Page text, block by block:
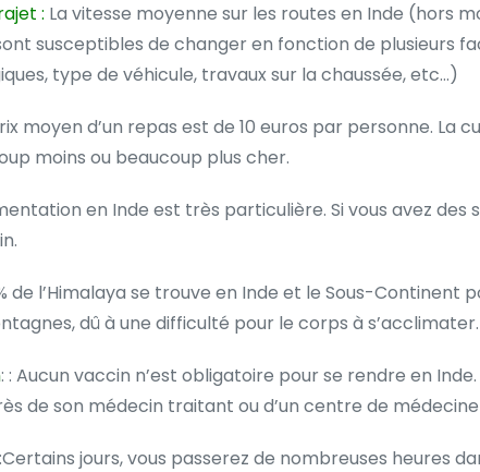
: La vitesse moyenne sur les routes en Inde (hors
susceptibles de changer en fonction de plusieurs
type de véhicule, travaux sur la chaussée, etc…)
moyen d’un repas est de 10 euros par personne.
moins ou beaucoup plus cher.
en Inde est très particulière. Si vous avez
de l’Himalaya se trouve en Inde et le Sous-
dû à une difficulté pour le corps à
: : Aucun vaccin n’est obligatoire pour se rendre en
de son médecin traitant ou d’un centre de
:Certains jours, vous passerez de nombreuses heures